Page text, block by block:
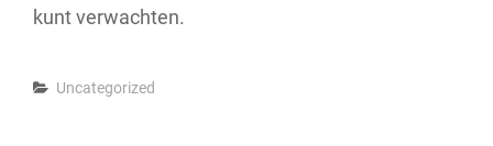
kunt verwachten.
Categories
Uncategorized